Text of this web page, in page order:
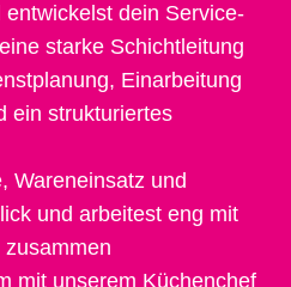
dein Service-
starke Schichtleitung
Einarbeitung
ein strukturiertes
Wareneinsatz und
und arbeitest eng mit
mit unserem Küchenchef